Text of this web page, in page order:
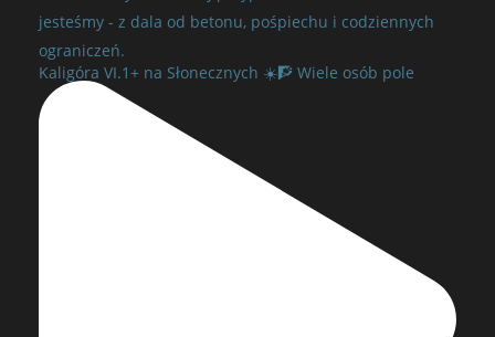
jesteśmy - z dala od betonu, pośpiechu i codziennych
ograniczeń.
Kaligóra VI.1+ na Słonecznych ☀️🧗 Wiele osób pole